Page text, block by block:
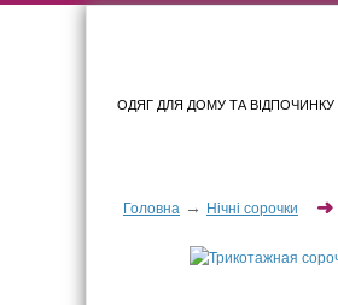
ОДЯГ ДЛЯ ДОМУ ТА ВІДПОЧИНКУ
Головна → Нічні сорочки ➜